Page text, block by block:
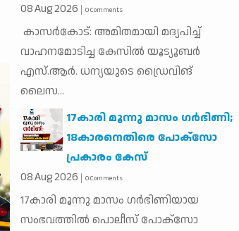
08Aug2026 0 Comments
കാസര്‍കോട്: അമിതമായി മദ്യപിച്ച്
വാഹനമോടിച്ച കേസില്‍ യൂട്യൂബര്‍
എസ്.ആര്‍. ധന്യയുടെ ഡ്രൈവിങ്
ലൈസ...
17കാരി മൂന്നു മാസം ഗര്‍ഭിണി;
18കാരനെതിരെ പോക്‌സോ
പ്രകാരം കേസ്
08Aug2026 0 Comments
17കാരി മൂന്നു മാസം ഗര്‍ഭിണിയായ
സംഭവത്തില്‍ പൊലീസ് പോക്‌സോ